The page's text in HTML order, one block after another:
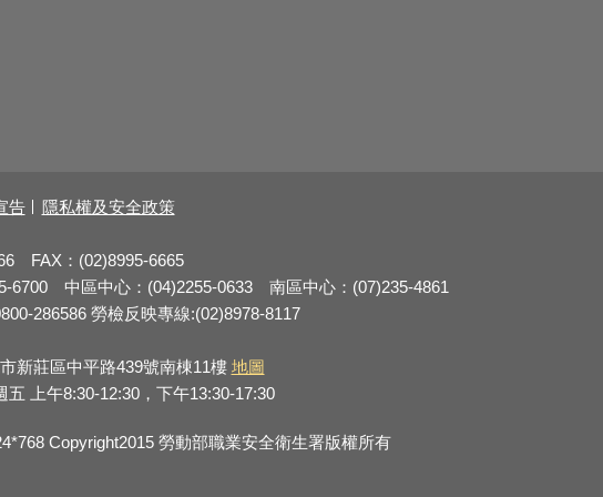
告 隱私權及安全政策
FAX：(02)8995-6665
6700 中區中心：(04)2255-0633 南區中心：(07)235-4861
286586 勞檢反映專線:(02)8978-8117
新莊區中平路439號南棟11樓 地圖
五 上午8:30-12:30，下午13:30-17:30
Copyright2015 勞動部職業安全衛生署版權所有